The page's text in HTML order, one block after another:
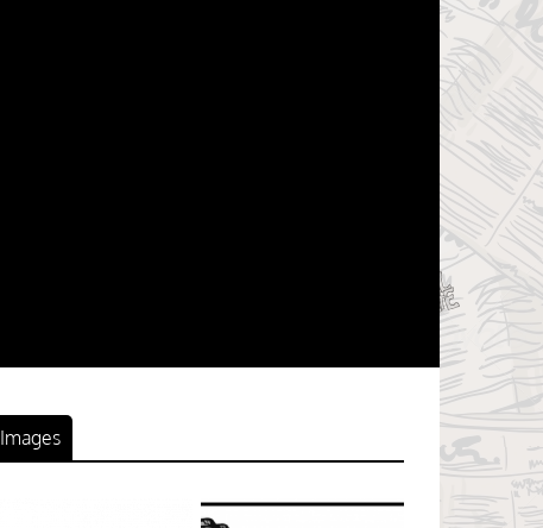
Images